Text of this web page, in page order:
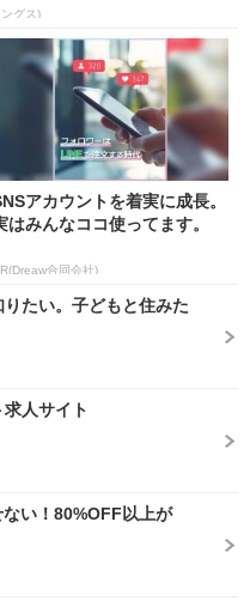
グス)
アカウントを着実に成長。
はみんなココ使ってます。
合同会社)
たい。子どもと住みた
人サイト
い！80%OFF以上が